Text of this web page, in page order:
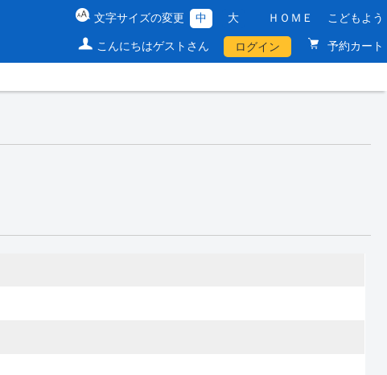
文字サイズの変更 中 大 ＨＯＭＥ こどもよう
こんにちはゲストさん ログイン 予約カート